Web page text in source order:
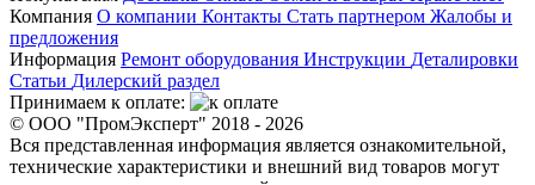
Компания О компании Контакты Стать партнером Жалобы и
предложения
Информация Ремонт оборудования Инструкции Деталировки
Статьи Дилерский раздел
Принимаем к оплате:
© ООО "ПромЭксперт" 2018 - 2026
Вся представленная информация является ознакомительной,
технические характеристики и внешний вид товаров могут